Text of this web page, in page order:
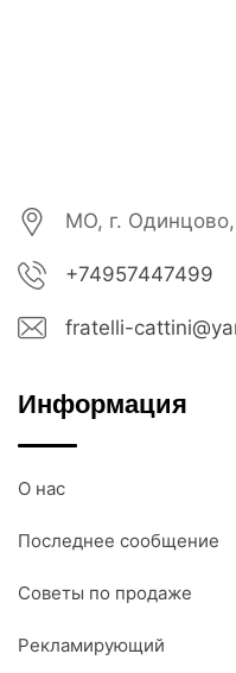
МО, г.
+74957447499
fratelli-
Информация
О нас
Последнее сообщение
Советы по продаже
Рекламирующий